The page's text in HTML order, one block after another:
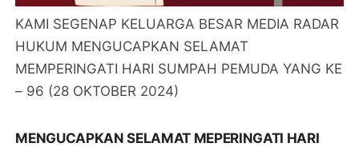
KAMI SEGENAP KELUARGA BESAR MEDIA RADAR
HUKUM MENGUCAPKAN SELAMAT
MEMPERINGATI HARI SUMPAH PEMUDA YANG KE
– 96 (28 OKTOBER 2024)
MENGUCAPKAN SELAMAT MEPERINGATI HARI